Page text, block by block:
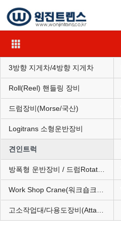
3방향 지게차/4방향 지게차
Roll(Reel) 핸들링 장비
드럼장비(Morse/국산)
Logitrans 소형운반장비
견인트럭